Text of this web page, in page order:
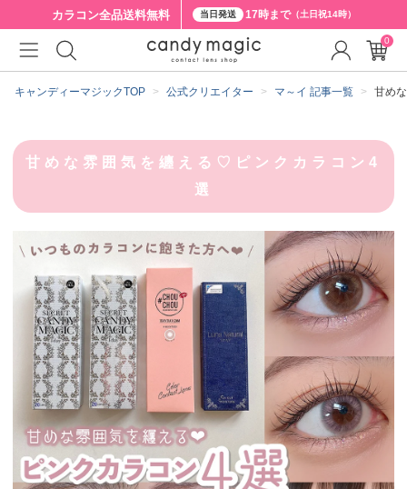
カラコン全品送料無料 当日発送 17時まで（土日祝14時）
キャンディーマジックTOP 公式クリエイター マ～イ 記事一覧 甘め
甘めな雰囲気を纏える♡ピンクカラコン4
選
0